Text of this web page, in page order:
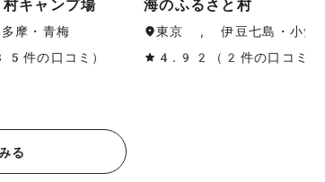
キャンプ場
・青梅
の口コミ）
海のふるさと村
東京 , 伊豆七島・小笠原
4.92（2件の口コミ）
る